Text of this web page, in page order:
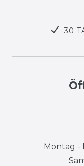
30
Montag -